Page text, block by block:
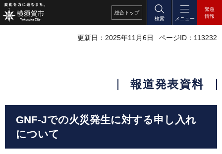
総合 トップ
検索
メニュー
緊急
情報
更新日：2025年11月6日 ページID：113232
報道発表資料
GNF-Jでの火災発生に対する申し入れ
について